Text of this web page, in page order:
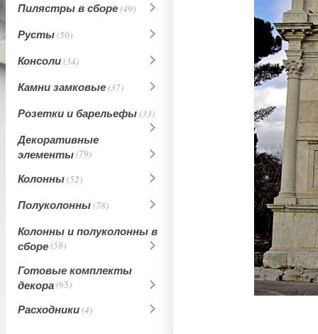
Пилястры в сборе(49)
Русты(50)
Консоли(34)
Камни замковые(37)
Розетки и барельефы(33)
Декоративные
элементы(79)
Колонны(52)
Полуколонны(78)
Колонны и полуколонны в
сборе(58)
Готовые комплекты
декора(65)
Расходники(4)